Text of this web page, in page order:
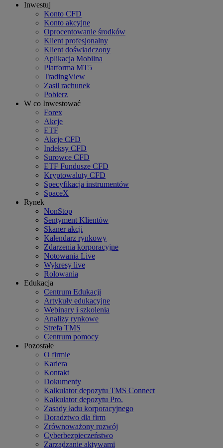
Inwestuj
Konto CFD
Konto akcyjne
Oprocentowanie środków
Klient profesjonalny
Klient doświadczony
Aplikacja Mobilna
Platforma MT5
TradingView
Zasil rachunek
Pobierz
W co Inwestować
Forex
Akcje
ETF
Akcje CFD
Indeksy CFD
Surowce CFD
ETF Fundusze CFD
Kryptowaluty CFD
Specyfikacja instrumentów
SpaceX
Rynek
NonStop
Sentyment Klientów
Skaner akcji
Kalendarz rynkowy
Zdarzenia korporacyjne
Notowania Live
Wykresy live
Rolowania
Edukacja
Centrum Edukacji
Artykuły edukacyjne
Webinary i szkolenia
Analizy rynkowe
Strefa TMS
Centrum pomocy
Pozostałe
O firmie
Kariera
Kontakt
Dokumenty
Kalkulator depozytu TMS Connect
Kalkulator depozytu Pro.
Zasady ładu korporacyjnego
Doradztwo dla firm
Zrównoważony rozwój
Cyberbezpieczeństwo
Zarządzanie aktywami